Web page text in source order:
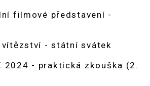
filmové představení -
vítězství - státní svátek
2024 - praktická zkouška (2.